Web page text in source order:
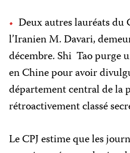
Deux autres lauréats du
l’Iranien M. Davari,
décembre. Shi Tao purge
en Chine pour avoir
département central de la
rétroactivement classé
Le CPJ estime que les